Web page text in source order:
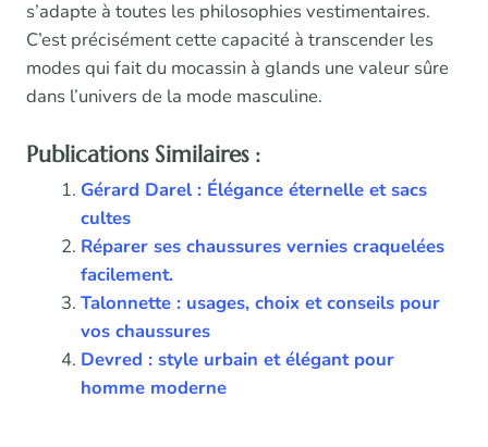
s’adapte à toutes les philosophies vestimentaires.
C’est précisément cette capacité à transcender les
modes qui fait du mocassin à glands une valeur sûre
dans l’univers de la mode masculine.
Publications Similaires :
Gérard Darel : Élégance éternelle et sacs
cultes
Réparer ses chaussures vernies craquelées
facilement.
Talonnette : usages, choix et conseils pour
vos chaussures
Devred : style urbain et élégant pour
homme moderne